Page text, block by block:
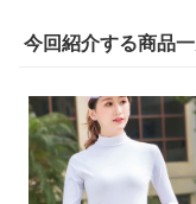
今回紹介する商品